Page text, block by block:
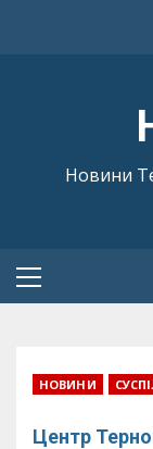
Новини
Primary
НОВИНИ
Центр